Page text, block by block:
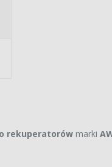
rekuperatorów marki